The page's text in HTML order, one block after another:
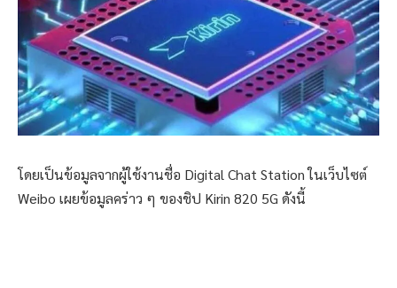
โดยเป็นข้อมูลจากผู้ใช้งานชื่อ Digital Chat Station ในเว็บไซต์
Weibo เผยข้อมูลคร่าว ๆ ของชิป Kirin 820 5G ดังนี้